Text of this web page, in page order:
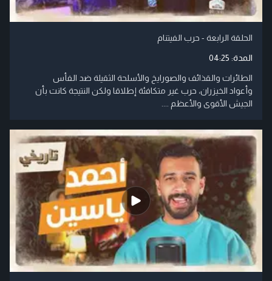
الحلقة الرابعة - حرب الفيتنام
المدة: 04:25
الطائرات والقذائف والصورايخ والأسلحة الثقيلة ضد الفأس
وأعواد الخيزران، حرب غير متكافئة إطلاقا ولكن النتيجة كانت بأن
الجيش الأقوى والأعظم ....